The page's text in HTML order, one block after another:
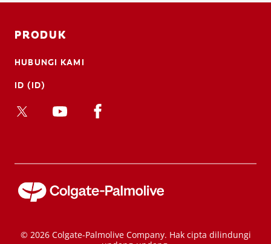
PRODUK
HUBUNGI KAMI
ID (ID)
© 2026 Colgate-Palmolive Company. Hak cipta dilindungi